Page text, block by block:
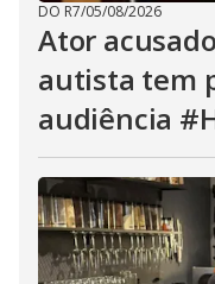
DO R7/05/08/2026
Ator
autista tem
audiência